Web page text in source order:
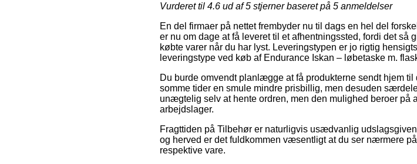
Vurderet til 4.6 ud af 5 stjerner baseret på 5 anmeldelser
En del firmaer på nettet frembyder nu til dags en hel del
er nu om dage at få leveret til et afhentningssted, fordi det så
købte varer når du har lyst. Leveringstypen er jo rigtig
leveringstype ved køb af Endurance Iskan – løbetaske m.
Du burde omvendt planlægge at få produkterne sendt hjem
somme tider en smule mindre prisbillig, men desuden
unægtelig selv at hente ordren, men den mulighed beroer på
arbejdslager.
Fragttiden på Tilbehør er naturligvis usædvanlig
og herved er det fuldkommen væsentligt at du ser nærmere
respektive vare.